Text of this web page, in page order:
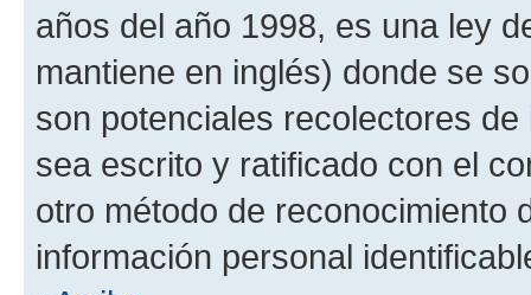
años del año 1998, es una ley
mantiene en inglés) donde se
son potenciales recolectores
sea escrito y ratificado con el
otro método de reconocimiento
información personal